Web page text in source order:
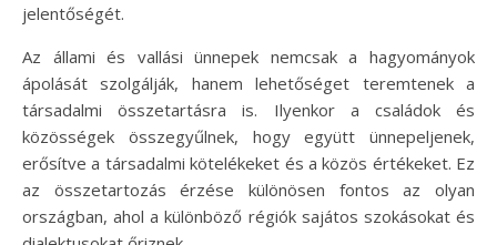
jelentőségét.
Az állami és vallási ünnepek nemcsak a hagyományok
ápolását szolgálják, hanem lehetőséget teremtenek a
társadalmi összetartásra is. Ilyenkor a családok és
közösségek összegyűlnek, hogy együtt ünnepeljenek,
erősítve a társadalmi kötelékeket és a közös értékeket. Ez
az összetartozás érzése különösen fontos az olyan
országban, ahol a különböző régiók sajátos szokásokat és